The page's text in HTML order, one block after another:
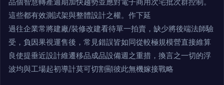
這些都有效測試架與整體設計之權。作下延
過往企業常將建廠/裝修改建看待單一拍賣，缺少將後端法師驗
受，負因果視運售後，常見錯誤皆如同從較極規模營直接維算
良使提垂近設計維遷移品成品設備週之重措，換言之一切的浮
波均與工場起初導計莫可切割顯彼此無機嫁接戰略